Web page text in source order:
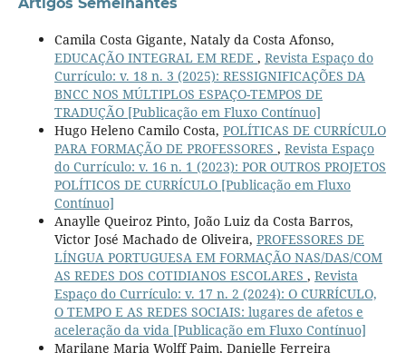
Camila Costa Gigante, Nataly da Costa Afonso,
EDUCAÇÃO INTEGRAL EM REDE , Revista Espaço do
Currículo: v. 18 n. 3 (2025): RESSIGNIFICAÇÕES DA
BNCC NOS MÚLTIPLOS ESPAÇO-TEMPOS DE
TRADUÇÃO [Publicação em Fluxo Contínuo]
Hugo Heleno Camilo Costa, POLÍTICAS DE CURRÍCULO
PARA FORMAÇÃO DE PROFESSORES , Revista Espaço
do Currículo: v. 16 n. 1 (2023): POR OUTROS PROJETOS
POLÍTICOS DE CURRÍCULO [Publicação em Fluxo
Contínuo]
Anaylle Queiroz Pinto, João Luiz da Costa Barros,
Victor José Machado de Oliveira, PROFESSORES DE
LÍNGUA PORTUGUESA EM FORMAÇÃO NAS/DAS/COM
AS REDES DOS COTIDIANOS ESCOLARES , Revista
Espaço do Currículo: v. 17 n. 2 (2024): O CURRÍCULO,
O TEMPO E AS REDES SOCIAIS: lugares de afetos e
aceleração da vida [Publicação em Fluxo Contínuo]
Marilane Maria Wolff Paim, Danielle Ferreira